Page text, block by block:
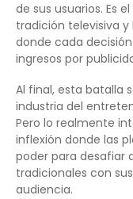
de sus usuarios. Es
tradición televisiva
donde cada
ingresos por
Al final, esta batalla
industria del
Pero lo realmente
inflexión donde las
poder para desafiar
tradicionales con
audiencia.